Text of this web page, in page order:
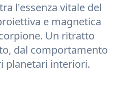
l'essenza vitale del
e magnetica
. Un ritratto
dal comportamento
planetari interiori.